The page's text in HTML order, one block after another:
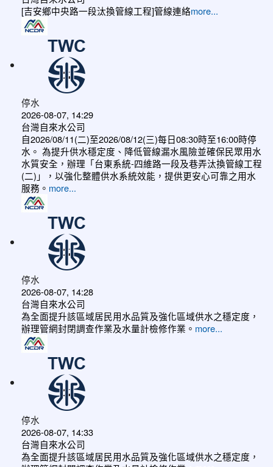
[吉安鄉中央路一段汰換管線工程]管線連絡more...
停水
2026-08-07, 14:29
台灣自來水公司
自2026/08/11(二)至2026/08/12(三)每日08:30時至16:00時停
水。 為提升供水穩定度、降低管線漏水風險並確保民眾用水
水質安全，辦理「台東系統-四維路一段及巷弄汰換管線工程
(二)」，以強化整體供水系統效能，提供更安心可靠之用水
服務。 more...
停水
2026-08-07, 14:28
台灣自來水公司
為全面提升該區域居民用水品質及強化區域供水之穩定度，
辦理管網封閉調查作業及水量計檢修作業。 more...
停水
2026-08-07, 14:33
台灣自來水公司
為全面提升該區域居民用水品質及強化區域供水之穩定度，